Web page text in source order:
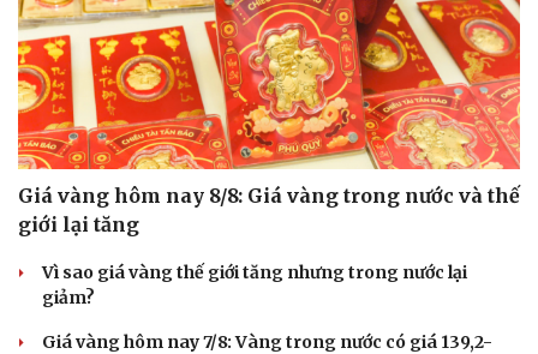
Cải chính
Giá vàng hôm nay 8/8: Giá vàng trong nước và thế
giới lại tăng
Vì sao giá vàng thế giới tăng nhưng trong nước lại
giảm?
Giá vàng hôm nay 7/8: Vàng trong nước có giá 139,2-